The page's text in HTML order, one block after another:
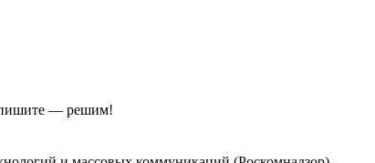
— решим!